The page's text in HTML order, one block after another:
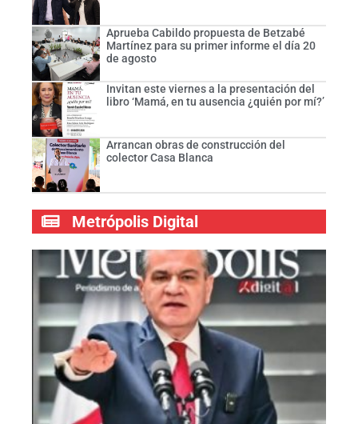
Aprueba Cabildo propuesta de Betzabé
Martínez para su primer informe el día 20
de agosto
Invitan este viernes a la presentación del
libro ‘Mamá, en tu ausencia ¿quién por mí?’
Arrancan obras de construcción del
colector Casa Blanca
Metrópolis Digital